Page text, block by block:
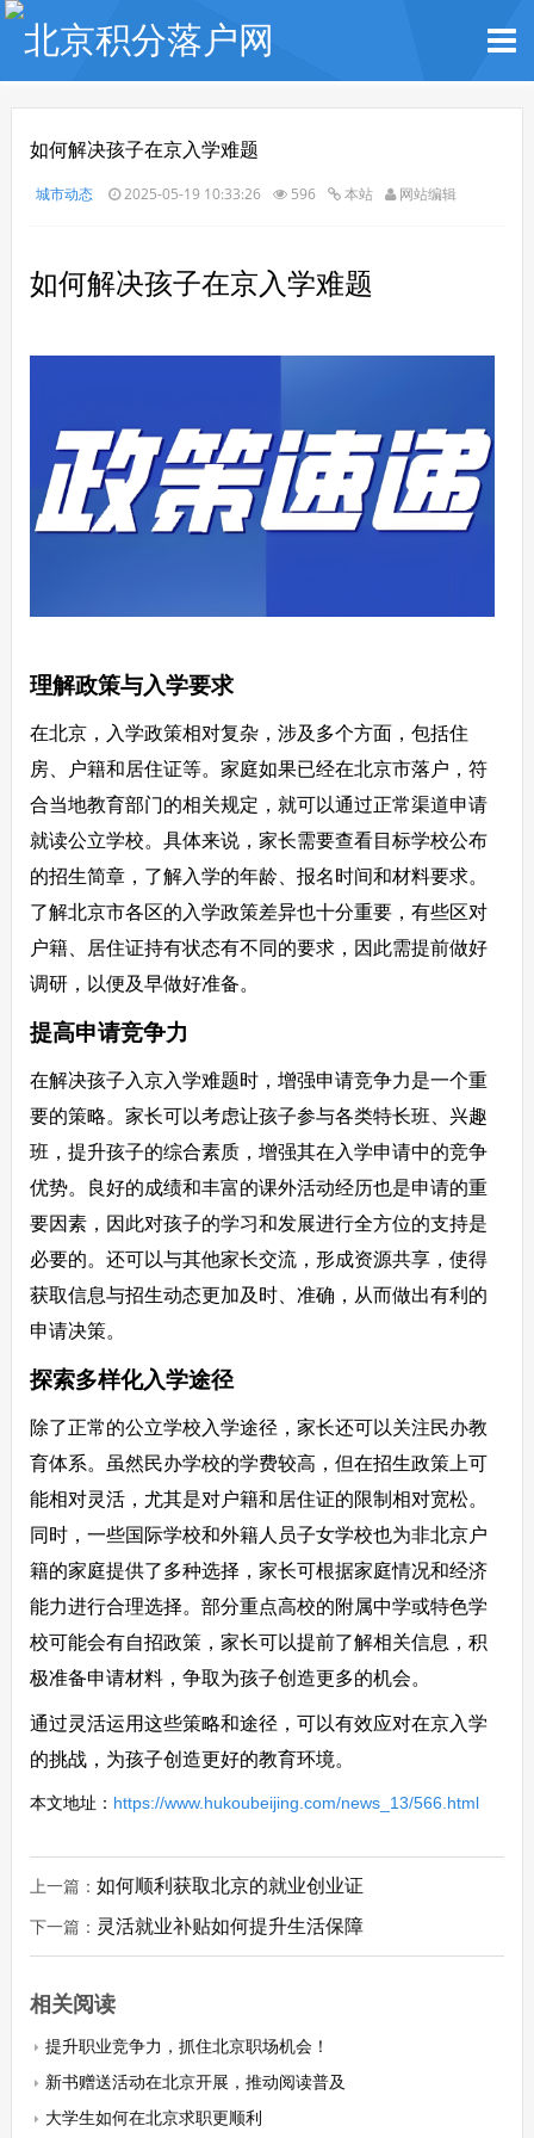
如何解决孩子在京入学难题
城市动态 2025-05-19 10:33:26 596 本站 网站编辑
如何解决孩子在京入学难题
理解政策与入学要求
在北京，入学政策相对复杂，涉及多个方面，包括住
房、户籍和居住证等。家庭如果已经在北京市落户，符
合当地教育部门的相关规定，就可以通过正常渠道申请
就读公立学校。具体来说，家长需要查看目标学校公布
的招生简章，了解入学的年龄、报名时间和材料要求。
了解北京市各区的入学政策差异也十分重要，有些区对
户籍、居住证持有状态有不同的要求，因此需提前做好
调研，以便及早做好准备。
提高申请竞争力
在解决孩子入京入学难题时，增强申请竞争力是一个重
要的策略。家长可以考虑让孩子参与各类特长班、兴趣
班，提升孩子的综合素质，增强其在入学申请中的竞争
优势。良好的成绩和丰富的课外活动经历也是申请的重
要因素，因此对孩子的学习和发展进行全方位的支持是
必要的。还可以与其他家长交流，形成资源共享，使得
获取信息与招生动态更加及时、准确，从而做出有利的
申请决策。
探索多样化入学途径
除了正常的公立学校入学途径，家长还可以关注民办教
育体系。虽然民办学校的学费较高，但在招生政策上可
能相对灵活，尤其是对户籍和居住证的限制相对宽松。
同时，一些国际学校和外籍人员子女学校也为非北京户
籍的家庭提供了多种选择，家长可根据家庭情况和经济
能力进行合理选择。部分重点高校的附属中学或特色学
校可能会有自招政策，家长可以提前了解相关信息，积
极准备申请材料，争取为孩子创造更多的机会。
通过灵活运用这些策略和途径，可以有效应对在京入学
的挑战，为孩子创造更好的教育环境。
本文地址： https://www.hukoubeijing.com/news_13/566.html
上一篇： 如何顺利获取北京的就业创业证
下一篇： 灵活就业补贴如何提升生活保障
相关阅读
提升职业竞争力，抓住北京职场机会！
新书赠送活动在北京开展，推动阅读普及
大学生如何在北京求职更顺利